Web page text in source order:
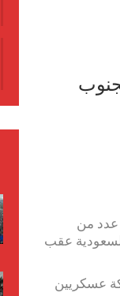
عدد من
السعودية عقب
عسكريين